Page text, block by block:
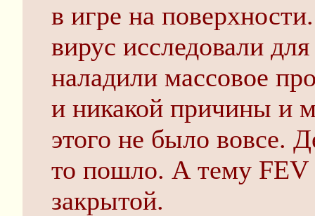
в игре на
вирус исследовали
наладили массовое
и никакой причины и
этого не было вовсе.
то пошло. А тему FEV
закрытой.